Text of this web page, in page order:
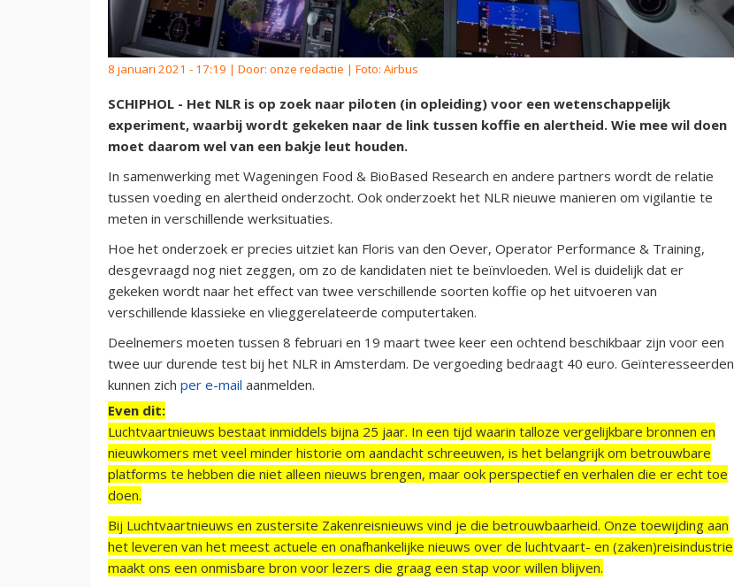
8 januari 2021 - 17:19 | Door: onze redactie | Foto: Airbus
SCHIPHOL - Het NLR is op zoek naar piloten (in opleiding) voor een wetenschappelijk
experiment, waarbij wordt gekeken naar de link tussen koffie en alertheid. Wie mee wil doen
moet daarom wel van een bakje leut houden.
In samenwerking met Wageningen Food & BioBased Research en andere partners wordt de relatie
tussen voeding en alertheid onderzocht. Ook onderzoekt het NLR nieuwe manieren om vigilantie te
meten in verschillende werksituaties.
Hoe het onderzoek er precies uitziet kan Floris van den Oever, Operator Performance & Training,
desgevraagd nog niet zeggen, om zo de kandidaten niet te beïnvloeden. Wel is duidelijk dat er
gekeken wordt naar het effect van twee verschillende soorten koffie op het uitvoeren van
verschillende klassieke en vlieggerelateerde computertaken.
Deelnemers moeten tussen 8 februari en 19 maart twee keer een ochtend beschikbaar zijn voor een
twee uur durende test bij het NLR in Amsterdam. De vergoeding bedraagt 40 euro. Geïnteresseerden
kunnen zich per e-mail aanmelden.
Even dit:
Luchtvaartnieuws bestaat inmiddels bijna 25 jaar. In een tijd waarin talloze vergelijkbare bronnen en
nieuwkomers met veel minder historie om aandacht schreeuwen, is het belangrijk om betrouwbare
platforms te hebben die niet alleen nieuws brengen, maar ook perspectief en verhalen die er echt toe
doen.
Bij Luchtvaartnieuws en zustersite Zakenreisnieuws vind je die betrouwbaarheid. Onze toewijding aan
het leveren van het meest actuele en onafhankelijke nieuws over de luchtvaart- en (zaken)reisindustrie
maakt ons een onmisbare bron voor lezers die graag een stap voor willen blijven.